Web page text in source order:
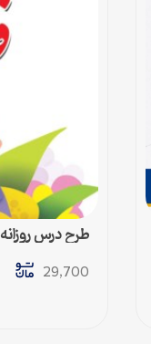
طرح درس
29,700